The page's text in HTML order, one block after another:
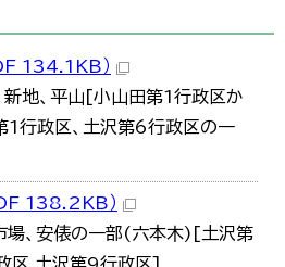
134.1KB）
新地、平山[小山田第1行政区か
1行政区、土沢第6行政区の一
138.2KB）
場、安俵の一部(六本木)[土沢第